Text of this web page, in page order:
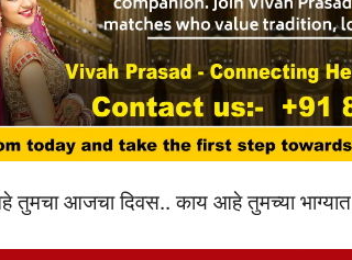
तुमचा आजचा दिवस.. काय आहे तुमच्या भाग्यात